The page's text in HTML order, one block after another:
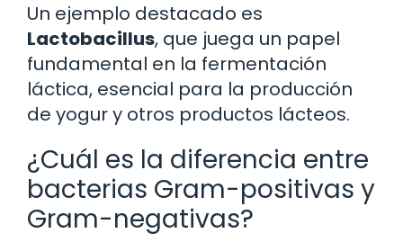
Un ejemplo destacado es
Lactobacillus, que juega un papel
fundamental en la fermentación
láctica, esencial para la producción
de yogur y otros productos lácteos.
¿Cuál es la diferencia entre
bacterias Gram-positivas y
Gram-negativas?